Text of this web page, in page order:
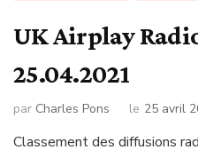
UK Airplay
25.04.2021
par Charles Pons le 25 avril
Classement des diffusions